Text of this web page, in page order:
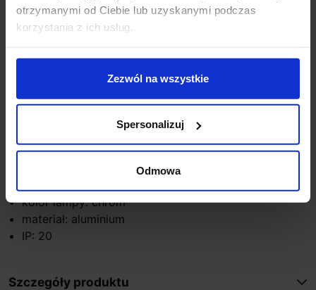
otrzymanymi od Ciebie lub uzyskanymi podczas
korzystania z ich usług.
Zezwól na wszystkie
Spersonalizuj
Odmowa
Opis
Parametry:
wysokość (mm): 1200
szerokość (mm): 1050
głębokość (mm): 85
ilość źródeł / rodzaj trzonka: 1 x LED zintegrowany
max moc źródła: 42 W
kolor lampy: chrom
materiał: aluminium
IP: 20
Szczegóły produktu